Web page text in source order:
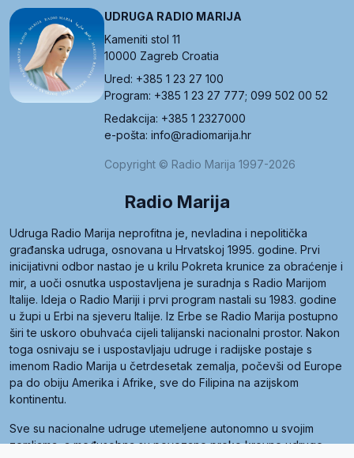
UDRUGA RADIO MARIJA
Kameniti stol 11
10000 Zagreb Croatia
Ured: +385 1 23 27 100
Program: +385 1 23 27 777; 099 502 00 52
Redakcija: +385 1 2327000
e-pošta: info@radiomarija.hr
Copyright © Radio Marija 1997-2026
Radio Marija
Udruga Radio Marija neprofitna je, nevladina i nepolitička
građanska udruga, osnovana u Hrvatskoj 1995. godine. Prvi
inicijativni odbor nastao je u krilu Pokreta krunice za obraćenje i
mir, a uoči osnutka uspostavljena je suradnja s Radio Marijom
Italije. Ideja o Radio Mariji i prvi program nastali su 1983. godine
u župi u Erbi na sjeveru Italije. Iz Erbe se Radio Marija postupno
širi te uskoro obuhvaća cijeli talijanski nacionalni prostor. Nakon
toga osnivaju se i uspostavljaju udruge i radijske postaje s
imenom Radio Marija u četrdesetak zemalja, počevši od Europe
pa do obiju Amerika i Afrike, sve do Filipina na azijskom
kontinentu.
Sve su nacionalne udruge utemeljene autonomno u svojim
zemljama, a međusobna su povezane preko krovne udruge